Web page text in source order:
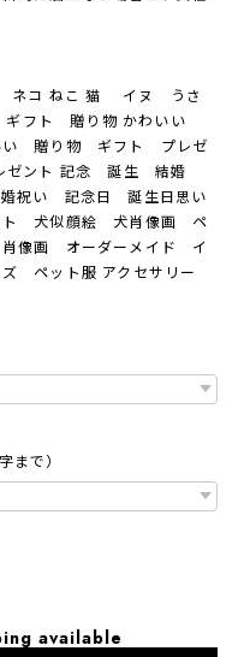
コ ねこ 猫 イヌ うさ
ト 贈り物 かわいい
贈り物 ギフト プレゼ
ゼント 記念 誕生 結婚
祝い 記念日 誕生日思い
犬似顔絵 犬肖像画 ペ
像画 オーダーメイド イ
ペット服 アクセサリー
まで）
available